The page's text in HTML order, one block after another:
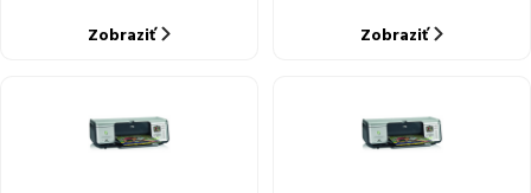
Zobraziť Zobraziť